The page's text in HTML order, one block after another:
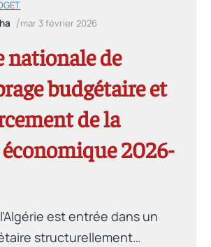
/mar 3 février 2026
nationale de
budgétaire et
de la
2026-
est entrée dans un
structurellement